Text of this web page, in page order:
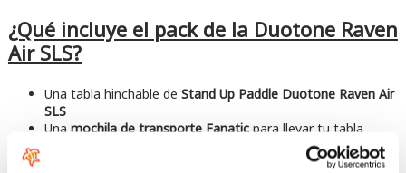
¿Qué incluye el pack de la Duotone Raven
Air SLS?
Una tabla hinchable de Stand Up Paddle Duotone Raven Air
SLS
Una mochila de transporte Fanatic para llevar tu tabla